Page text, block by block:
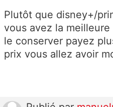
Plutôt que disney+/
vous avez la
le conserver payez
prix vous allez avoir